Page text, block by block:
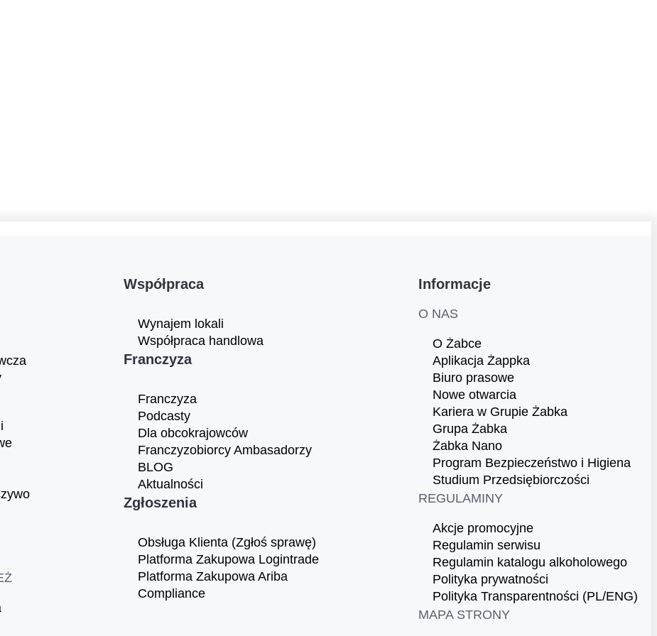
Współpraca
Wynajem lokali
Współpraca handlowa
Franczyza
Franczyza
Podcasty
Dla obcokrajowców
Franczyzobiorcy Ambasadorzy
BLOG
Aktualności
Zgłoszenia
Obsługa Klienta (Zgłoś sprawę)
Platforma Zakupowa Logintrade
Platforma Zakupowa Ariba
Compliance
Informacje
O NAS
O Żabce
Aplikacja Żappka
Biuro prasowe
Nowe otwarcia
Kariera w Grupie Żabka
Grupa Żabka
Żabka Nano
Program Bezpieczeństwo i Higiena
Studium Przedsiębiorczości
REGULAMINY
Akcje promocyjne
Regulamin serwisu
Regulamin katalogu alkoholowego
Polityka prywatności
Polityka Transparentności (PL/ENG)
MAPA STRONY